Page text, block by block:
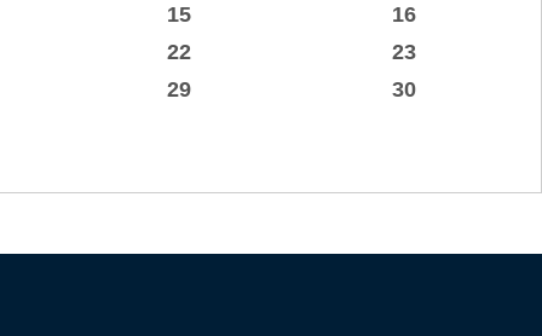
15
16
22
23
29
30